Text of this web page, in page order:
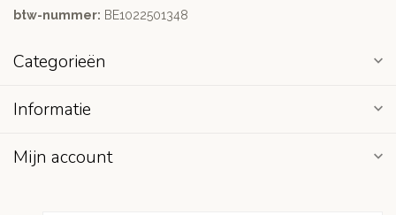
btw-nummer: BE1022501348
Categorieën
Informatie
Mijn account